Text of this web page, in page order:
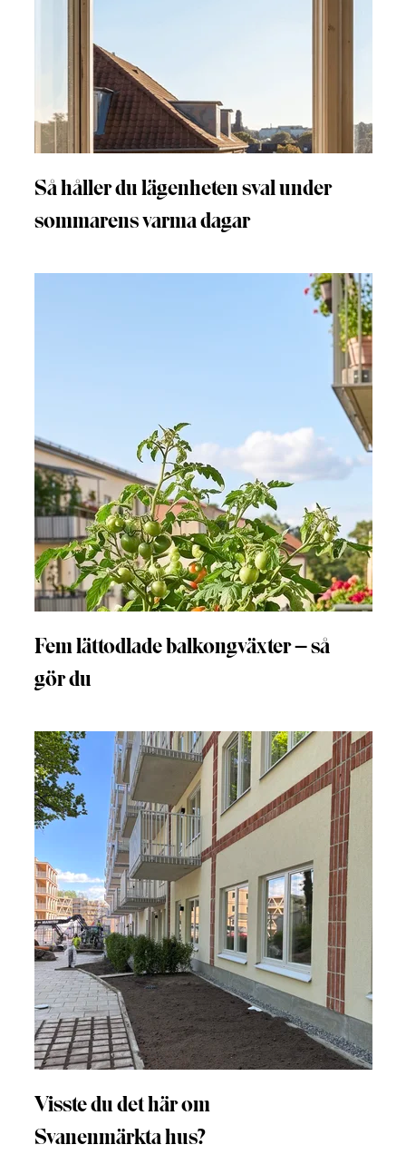
Så håller du lägenheten sval under
sommarens varma dagar
Fem lättodlade balkongväxter – så
gör du
Visste du det här om
Svanenmärkta hus?